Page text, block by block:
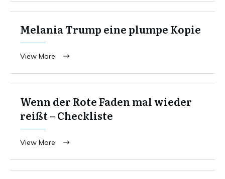
Melania Trump eine plumpe Kopie
View More
Wenn der Rote Faden mal wieder
reißt – Checkliste
View More